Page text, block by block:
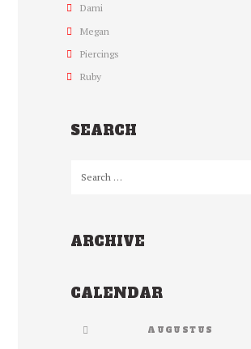
Dami
Megan
Piercings
Ruby
SEARCH
ARCHIVE
CALENDAR
AUGUSTUS